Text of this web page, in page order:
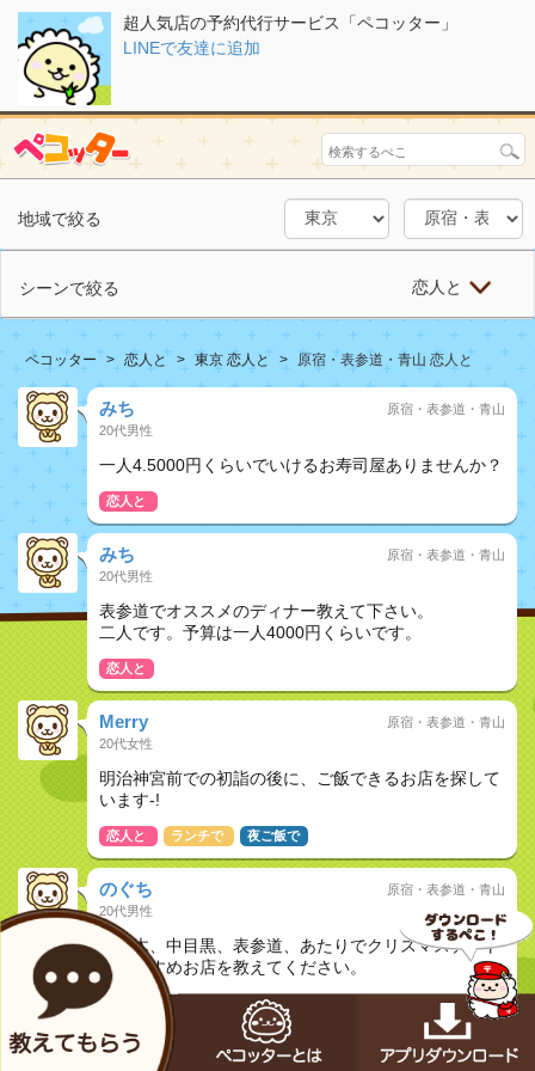
超人気店の予約代行サービス「ペコッター」
LINEで友達に追加
地域で絞る
シーンで絞る 恋人と
ペコッター 恋人と 東京 恋人と 原宿・表参道・青山 恋人と
みち
20代男性
原宿・表参道・青山
一人4.5000円くらいでいけるお寿司屋ありませんか？
恋人と
みち
20代男性
原宿・表参道・青山
表参道でオススメのディナー教えて下さい。
二人です。予算は一人4000円くらいです。
恋人と
Merry
20代女性
原宿・表参道・青山
明治神宮前での初詣の後に、ご飯できるお店を探して
います-!
恋人と ランチで 夜ご飯で
のぐち
20代男性
原宿・表参道・青山
六本木、中目黒、表参道、あたりでクリスマスデート
におすすめお店を教えてください。
みた 原宿・表参道・青山